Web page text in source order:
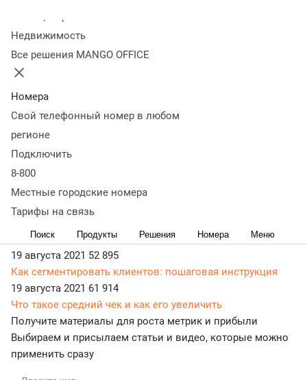
Недвижимость
Все решения MANGO OFFICE
Номера
Свой телефонный номер в любом
регионе
Подключить
8-800
Местные городские номера
Тарифы на связь
Поиск Продукты Решения Номера Меню
Статьи, обзоры, ТОПы, идеи и советы для развития
бизнеса в разделе Бизнес-рецепты. Самая актуальная,
живая и понятная информация доступным языком.
15 сентября 2021
Анализ интернет-магазина: ключевые показатели для
27 августа 2021
Что такое B2B продажи: каналы и эффективные техники
продаж на рынке B2B
27 августа 2021
Что такое триггеры в продажах и как их использовать в
рекламе
Что такое конверсия продаж и как ее посчитать
19 августа 2021 52 895
Как сегментировать клиентов: пошаговая инструкция
19 августа 2021 61 914
Что такое средний чек и как его увеличить
Получите материалы для роста метрик и прибыли
Выбираем и присылаем статьи и видео, которые можно
применить сразу